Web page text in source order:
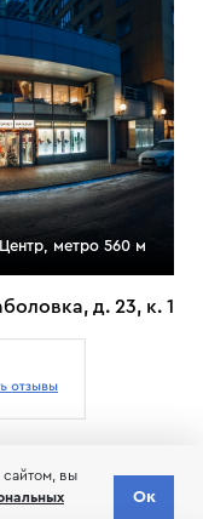
Центр, метро 560 м
д. 23, к. 1
вы
Ок